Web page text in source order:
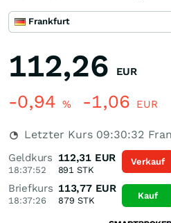
Frankfurt
112,26 EUR
-0,94 % -1,06 EUR
Letzter Kurs 09:30:32
Geldkurs
18:37:52
112,31 EUR
891 STK
Briefkurs
18:37:26
113,77 EUR
879 STK
Verkauf
Kauf